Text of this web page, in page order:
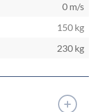
0 m/s
150 kg
230 kg